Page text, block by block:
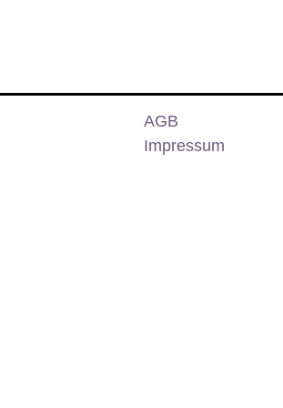
AGB
Impressum